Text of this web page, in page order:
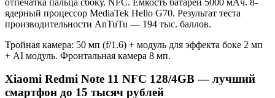
ядерный процессор MediaTek Helio G70. Результат теста
производительности AnTuTu — 194 тыс. баллов.
Тройная камера: 50 мп (f/1.6) + модуль для эффекта боке 2 мп
+ AI модуль. Фронтальная камера 8 мп.
Xiaomi Redmi Note 11 NFC 128/4GB — лучший
смартфон до 15 тысяч рублей